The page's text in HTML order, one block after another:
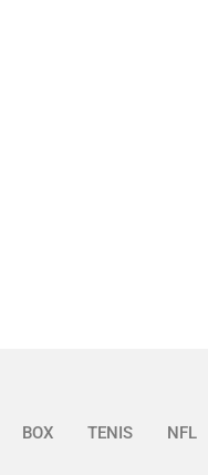
BOX TENIS NFL